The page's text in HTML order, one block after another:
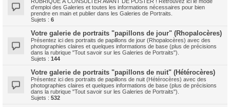
d'emploi des Galeries et toutes les informations nécessaires pour bien
prendre en main et publier dans les Galeries de Portraits.
Sujets : 6
Votre galerie de portraits "papillons de jour" (Rhopalocères)
Présentez ici des portraits de papillons de jour (Rhopalocères) avec des
photographies claires et quelques informations de base (plus de précisions
dans la rubrique "Tout savoir sur les Galeries de Portraits").
Sujets : 144
Votre galerie de portraits "papillons de nuit" (Hétérocères)
Présentez ici des portraits de papillons de nuit (Hétérocères) avec des
photographies claires et quelques informations de base (plus de précisions
dans la rubrique "Tout savoir sur les Galeries de Portraits").
Sujets : 532